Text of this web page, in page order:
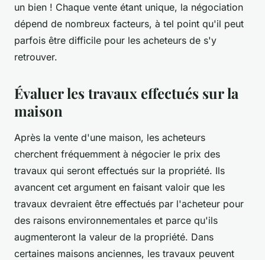
un bien ! Chaque vente étant unique, la négociation
dépend de nombreux facteurs, à tel point qu'il peut
parfois être difficile pour les acheteurs de s'y
retrouver.
Évaluer les travaux effectués sur la
maison
Après la vente d'une maison, les acheteurs
cherchent fréquemment à négocier le prix des
travaux qui seront effectués sur la propriété. Ils
avancent cet argument en faisant valoir que les
travaux devraient être effectués par l'acheteur pour
des raisons environnementales et parce qu'ils
augmenteront la valeur de la propriété. Dans
certaines maisons anciennes, les travaux peuvent